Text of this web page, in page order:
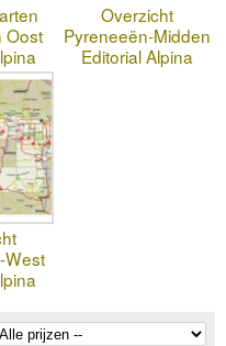
Oost
Overzicht
Pyreneeën-Midden
Editorial Alpina
West